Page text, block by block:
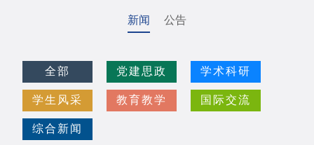
新闻 公告
全部 党建思政 学术科研
学生风采 教育教学 国际交流
综合新闻